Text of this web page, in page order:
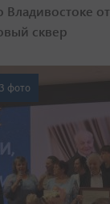
Владивостоке
сквер
фото